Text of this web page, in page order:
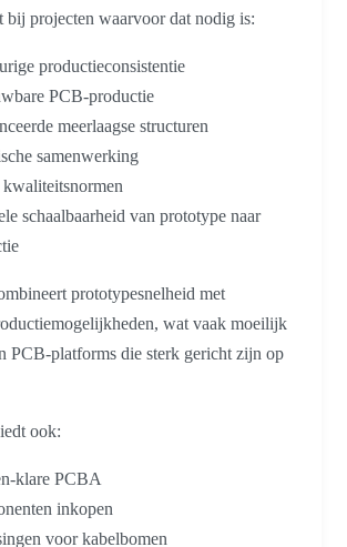
bij projecten waarvoor dat nodig is:
productieconsistentie
PCB-productie
meerlaagse structuren
samenwerking
schaalbaarheid van prototype naar
prototypesnelheid met
wat vaak moeilijk
PCB-platforms die sterk gericht zijn op
ook:
klare PCBA
inkopen
voor kabelbomen